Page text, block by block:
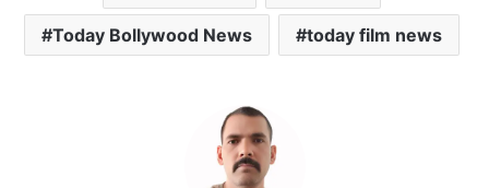
Today Bollywood News today film news